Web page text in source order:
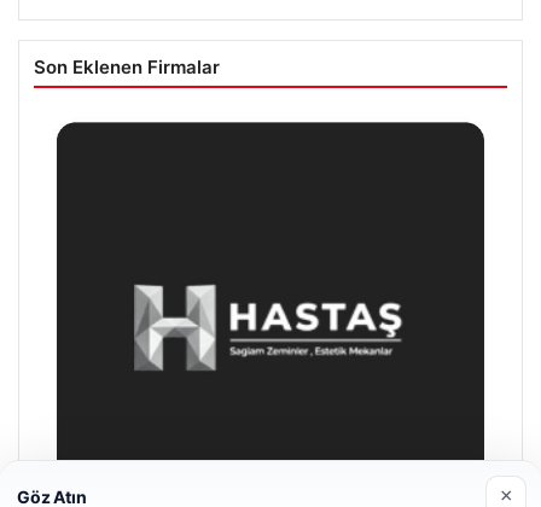
Son Eklenen Firmalar
Göz Atın ×